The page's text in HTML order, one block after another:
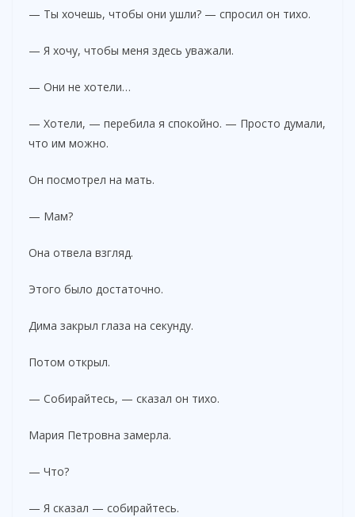
— Ты хочешь, чтобы они ушли? — спросил он тихо.
— Я хочу, чтобы меня здесь уважали.
— Они не хотели…
— Хотели, — перебила я спокойно. — Просто думали,
что им можно.
Он посмотрел на мать.
— Мам?
Она отвела взгляд.
Этого было достаточно.
Дима закрыл глаза на секунду.
Потом открыл.
— Собирайтесь, — сказал он тихо.
Мария Петровна замерла.
— Что?
— Я сказал — собирайтесь.